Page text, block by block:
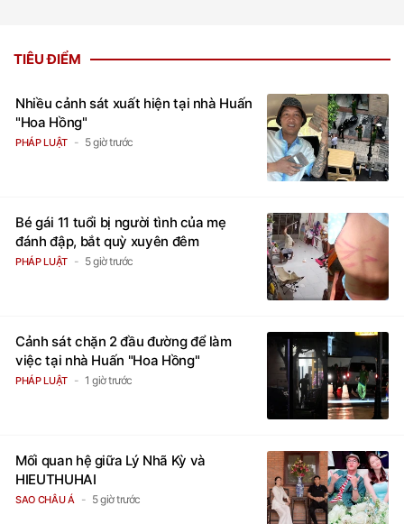
TIÊU ĐIỂM
Nhiều cảnh sát xuất hiện tại nhà Huấn
"Hoa Hồng"
PHÁP LUẬT 5 giờ trước
Bé gái 11 tuổi bị người tình của mẹ
đánh đập, bắt quỳ xuyên đêm
PHÁP LUẬT 5 giờ trước
Cảnh sát chặn 2 đầu đường để làm
việc tại nhà Huấn "Hoa Hồng"
PHÁP LUẬT 1 giờ trước
Mối quan hệ giữa Lý Nhã Kỳ và
HIEUTHUHAI
SAO CHÂU Á 5 giờ trước